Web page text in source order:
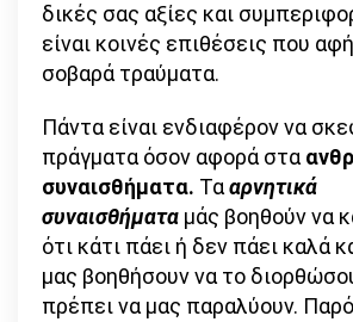
δικές σας αξίες και
είναι κοινές επιθέσεις που
σοβαρά τραύματα.
Πάντα είναι ενδιαφέρον να
πράγματα όσον αφορά στα
συναισθήματα. Τααρνητικά
συναισθήματα μάς βοηθούν να
ότι κάτι πάει ή δεν πάει καλά
μας βοηθήσουν να το
πρέπει να μας παραλύουν.